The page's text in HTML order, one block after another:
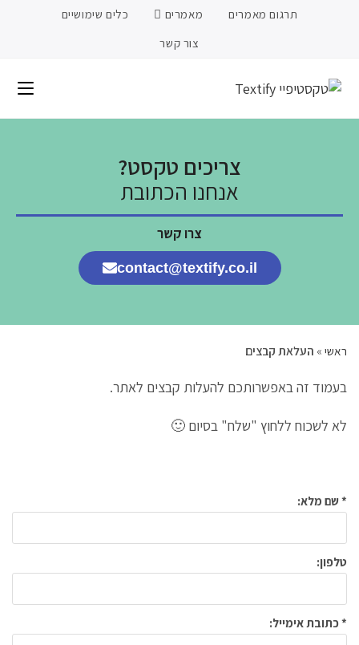
תרגום מאמרים מאמרים
כלים שימושיים
צור קשר
צריכים טקסט?
אנחנו הכתובת
צרו קשר
contact@textify.co.il
ראשי » העלאת קבצים
בעמוד זה באפשרותכם להעלות קבצים לאתר.
לא לשכוח ללחוץ "שלח" בסיום 🙂
* שם מלא:
טלפון:
* כתובת אימייל: